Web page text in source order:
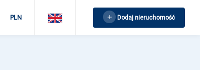
Dodaj nieruchomość
PLN